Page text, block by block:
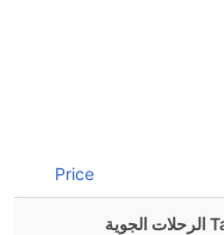
Price